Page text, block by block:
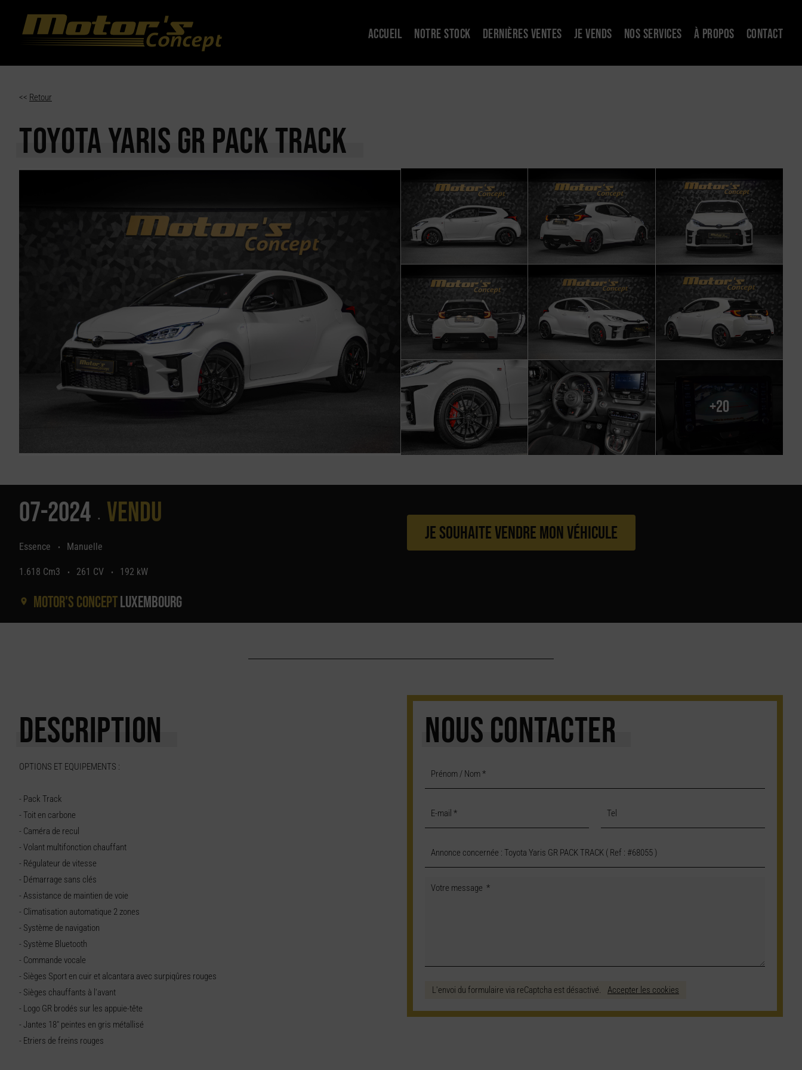
ACCUEIL NOTRE STOCK DERNIÈRES VENTES JE VENDS NOS SERVICES À PROPOS CONTACT
<< Retour
TOYOTA YARIS GRPACK TRACK
+20
07-2024 • Vendu
Essence • Manuelle
1.618 Cm3 • 261 CV • 192 kW
Motor's conceptLuxembourg
Je souhaite vendre mon véhicule
DESCRIPTION
OPTIONS ET EQUIPEMENTS :
- Pack Track
- Toit en carbone
- Caméra de recul
- Volant multifonction chauffant
- Régulateur de vitesse
- Démarrage sans clés
- Assistance de maintien de voie
- Climatisation automatique 2 zones
- Système de navigation
- Système Bluetooth
- Commande vocale
- Sièges Sport en cuir et alcantara avec surpiqûres rouges
- Sièges chauffants à l'avant
- Logo GR brodés sur les appuie-tête
- Jantes 18" peintes en gris métallisé
- Etriers de freins rouges
NOUS CONTACTER
L'envoi du formulaire via reCaptcha est désactivé. Accepter les cookies